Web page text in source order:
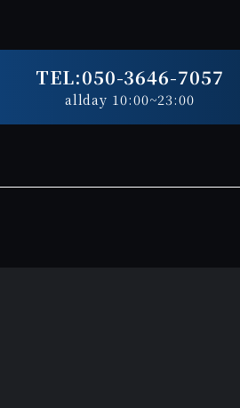
TEL:050-3646-7057
allday 10:00~23:00